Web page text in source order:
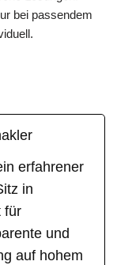
bei passendem
erfahrener
in
für
und
auf hohem